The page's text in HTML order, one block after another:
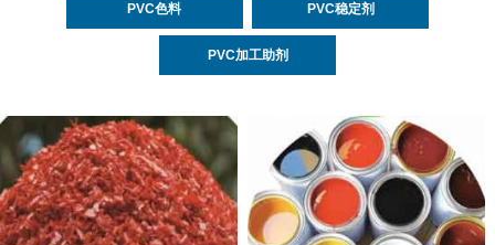
PVC色料 PVC稳定剂
PVC加工助剂